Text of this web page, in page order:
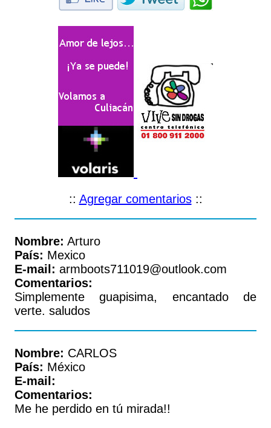
:: Agregar comentarios::
Nombre: Arturo
País: Mexico
E-mail: armboots711019@outlook.com
Comentarios:
Simplemente guapisima, encantado de
verte. saludos
Nombre: CARLOS
País: México
E-mail:
Comentarios:
Me he perdido en tú mirada!!